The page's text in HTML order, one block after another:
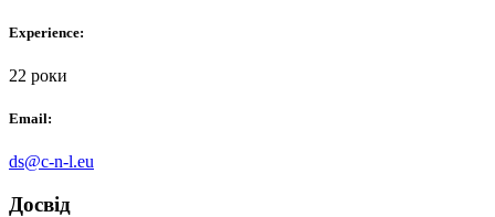
Experience:
22 роки
Email:
ds@c-n-l.eu
Досвід